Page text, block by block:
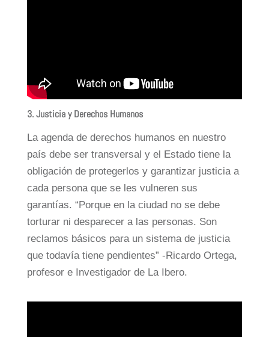
3. Justicia y Derechos Humanos
La agenda de derechos humanos en nuestro
país debe ser transversal y el Estado tiene la
obligación de protegerlos y garantizar justicia a
cada persona que se les vulneren sus
garantías. “Porque en la ciudad no se debe
torturar ni desparecer a las personas. Son
reclamos básicos para un sistema de justicia
que todavía tiene pendientes” -Ricardo Ortega,
profesor e Investigador de La Ibero.